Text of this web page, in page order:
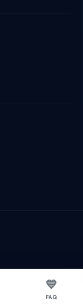
💙
FAQ